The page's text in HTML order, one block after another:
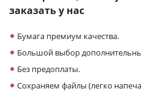
заказать у нас
Бумага премиум качества.
Большой выбор
Без предоплаты.
Сохраняем файлы (легко